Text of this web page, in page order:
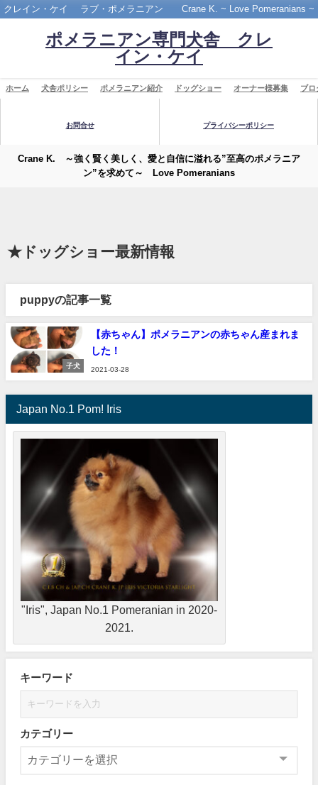
クレイン・ケイ ラブ・ポメラニアン Crane K. ~ Love Pomeranians ~
ポメラニアン専門犬舎 クレ
イン・ケイ
ホーム 犬舎ポリシー ポメラニアン紹介 ドッグショー オーナー様募集 ブロ
お問合せ プライバシーポリシー
Crane K. ～強く賢く美しく、愛と自信に溢れる”至高のポメラニア
ン”を求めて～ Love Pomeranians
★ドッグショー最新情報
puppyの記事一覧
子犬
【赤ちゃん】ポメラニアンの赤ちゃん産まれま
した！
2021-03-28
Japan No.1 Pom! Iris
"Iris", Japan No.1 Pomeranian in 2020-
2021.
キーワード
カテゴリー